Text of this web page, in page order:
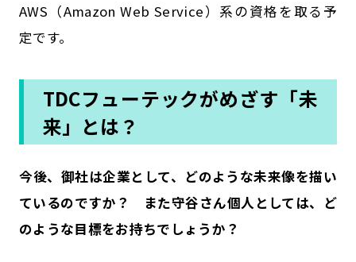
AWS（Amazon Web Service）系の資格を取る予
定です。
TDCフューテックがめざす「未
来」とは？
――今後、御社は企業として、どのような未来像を描い
ているのですか？ また守谷さん個人としては、ど
のような目標をお持ちでしょうか？